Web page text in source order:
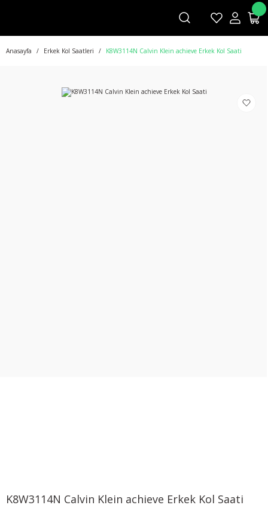
Anasayfa Erkek Kol Saatleri K8W3114N Calvin Klein achieve Erkek Kol Saati
K8W3114N Calvin Klein achieve Erkek Kol Saati